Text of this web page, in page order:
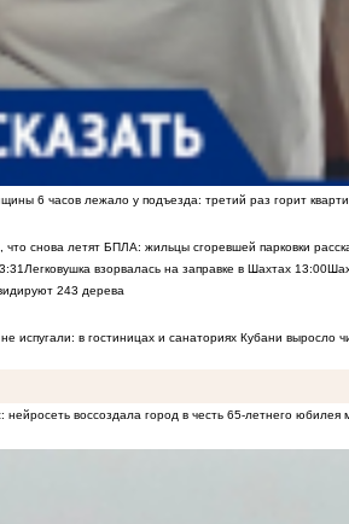
6 часов лежало у подъезда: третий раз горит
снова летят БПЛА: жильцы сгоревшей парковки
Легковушка взорвалась на заправке в Шахтах 13:00
243 дерева
испугали: в гостиницах и санаториях Кубани выросло
воссоздала город в честь 65-летнего юбилея